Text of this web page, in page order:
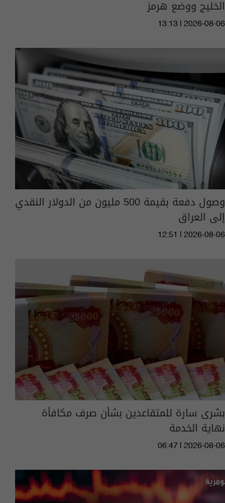
الخليج ووضع هرمز
13:13 | 2026-08-06
وصول دفعة بقيمة 500 مليون من الدولار النقدي
إلى العراق
12:51 | 2026-08-06
بشرى سارة للمتقاعدين بشأن صرف مكافأة
نهاية الخدمة
06:47 | 2026-08-06